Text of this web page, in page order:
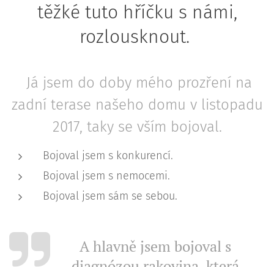
těžké tuto hříčku s námi,
rozlousknout.
Já jsem do doby mého prozření na
zadní terase našeho domu v listopadu
2017, taky se vším bojoval.
Bojoval jsem s konkurencí.
Bojoval jsem s nemocemi.
Bojoval jsem sám se sebou.
A hlavně jsem bojoval s